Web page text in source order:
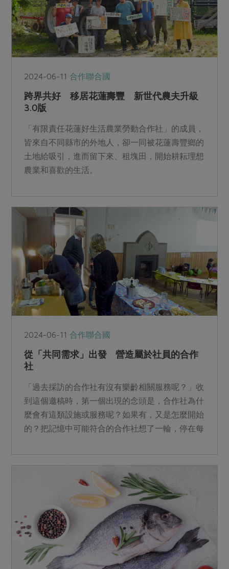
2024-06-11合作聯合國
跨界共好 移居花蓮壽豐 新世代農夫升級
3.0版
「有限責任花蓮好生活農業勞動合作社」的成員，
皆來自不同縣市的外地人，卻一同被花蓮壽豐鄉的
土地給吸引，進而留下來、租塊田，開始耕耘理想
農業和喜歡的生活。
2024-06-11合作聯合國
從「共同需求」出發 營造屬於社員的合作
社
「過去採訪的合作社有沒有樂齡相關服務呢？」收
到這個邀稿時，第一個出現的念頭是，合作社為什
麼會有這類設施或服務呢？如果有，又是怎麼開始
的？把記憶中可能符合的合作社想了一輪，停在每